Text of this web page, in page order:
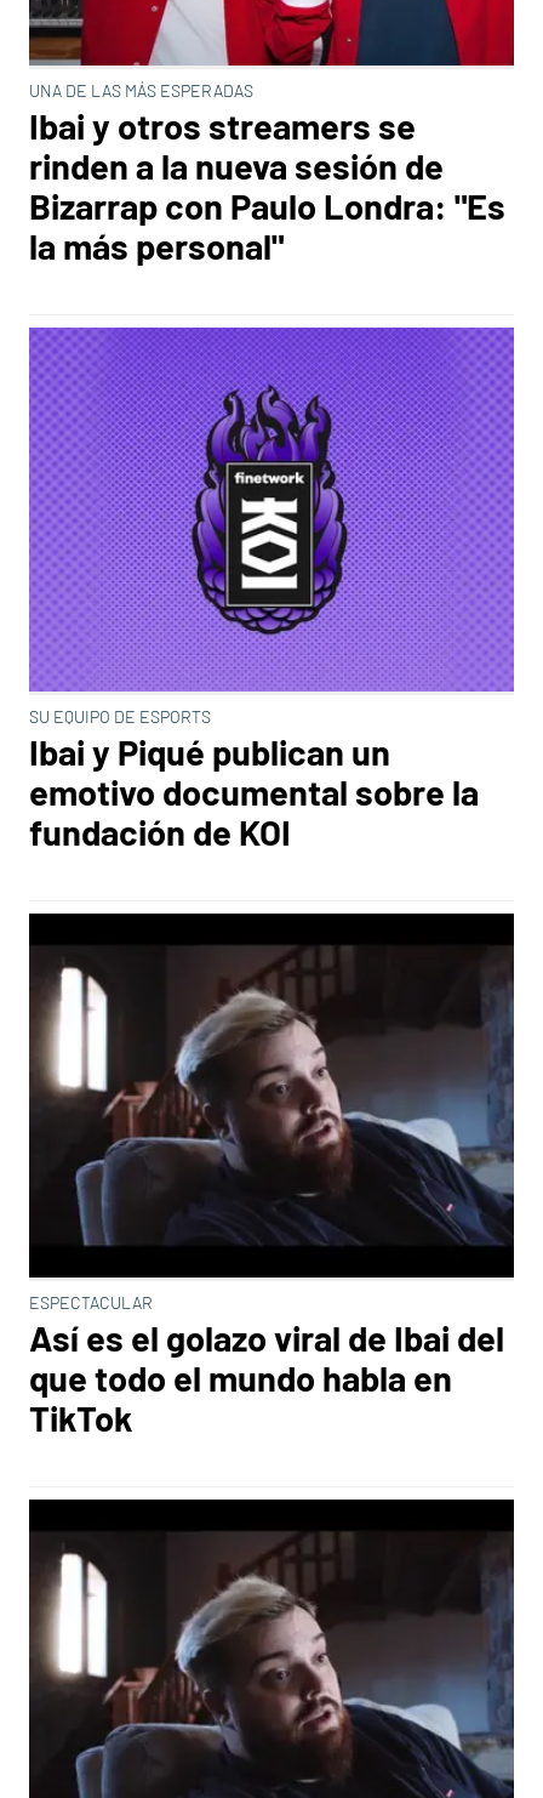
UNA DE LAS MÁS ESPERADAS
Ibai y otros streamers se
rinden a la nueva sesión de
Bizarrap con Paulo Londra: "Es
la más personal"
SU EQUIPO DE ESPORTS
Ibai y Piqué publican un
emotivo documental sobre la
fundación de KOI
ESPECTACULAR
Así es el golazo viral de Ibai del
que todo el mundo habla en
TikTok